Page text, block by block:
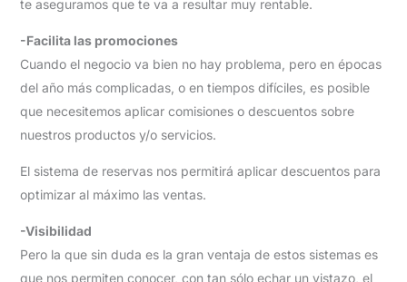
te aseguramos que te va a resultar muy rentable.
-Facilita las promociones
Cuando el negocio va bien no hay problema, pero en épocas
del año más complicadas, o en tiempos difíciles, es posible
que necesitemos aplicar comisiones o descuentos sobre
nuestros productos y/o servicios.
El sistema de reservas nos permitirá aplicar descuentos para
optimizar al máximo las ventas.
-Visibilidad
Pero la que sin duda es la gran ventaja de estos sistemas es
que nos permiten conocer, con tan sólo echar un vistazo, el